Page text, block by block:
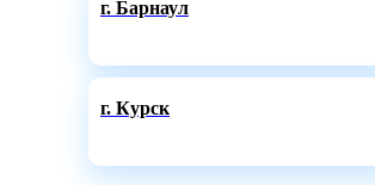
г. Барнаул
г. Курск